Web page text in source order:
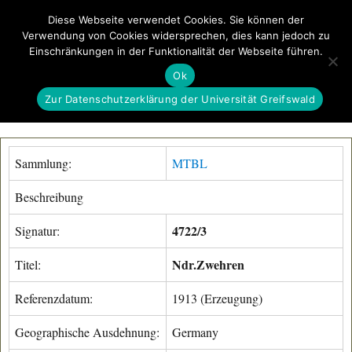
GeoGREIF MENÜ
Sammlung: MTBL
Beschreibung
Signatur: 4722/3
Titel: Ndr.Zwehren
Referenzdatum: 1913 (Erzeugung)
Geographische Ausdehnung: Germany
Diese Webseite verwendet Cookies. Sie können der
Verwendung von Cookies widersprechen, dies kann jedoch zu
Einschränkungen in der Funktionalität der Webseite führen.
Ok
Zur Datenschutzerklärung der Universität Greifswald